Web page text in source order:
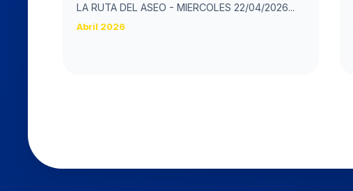
LA RUTA DEL ASEO - MIERCOLES 22/04/2026...
Abril 2026